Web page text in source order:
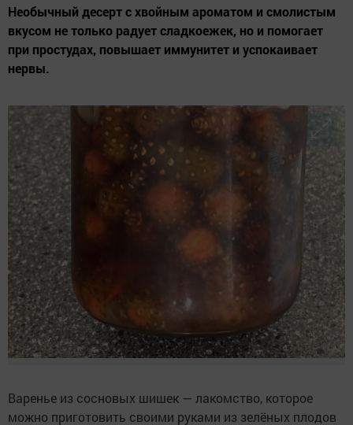
Необычный десерт с хвойным ароматом и смолистым
вкусом не только радует сладкоежек, но и помогает
при простудах, повышает иммунитет и успокаивает
нервы.
Варенье из сосновых шишек — лакомство, которое
можно приготовить своими руками из зелёных плодов